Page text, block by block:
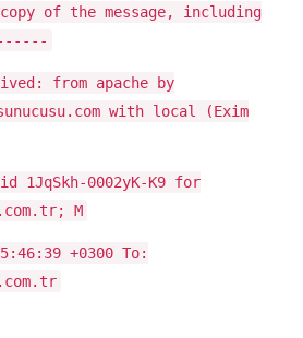
of the message, including
from apache by
with local (Exim
1JqSkh-0002yK-K9 for
M
+0300 To: